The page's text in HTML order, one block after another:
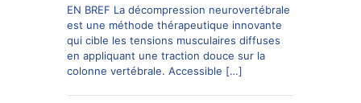
EN BREF La décompression neurovertébrale
est une méthode thérapeutique innovante
qui cible les tensions musculaires diffuses
en appliquant une traction douce sur la
colonne vertébrale. Accessible […]